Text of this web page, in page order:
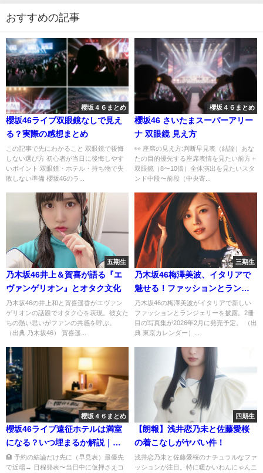
おすすめの記事
櫻坂４６まとめ
櫻坂46ライブ双眼鏡なしで見え
る？実際の感想まとめ
この記事で先にわかること 双眼鏡で後悔
しない選び方 初心者が当日に後悔しやす
いポイント 双眼鏡・ホテル・持ち物で失
敗しない準備 櫻坂46のラ...
櫻坂４６まとめ
櫻坂46 さいたまスーパーアリー
ナ 双眼鏡 見え方
👀 座席の見え方:判断早見表（結論）あな
たの目的優先する座席表情を見たい前方＋
双眼鏡（8〜10倍）全体演出を見たいスタ
ンド中段〜前段（中央寄...
五期生
乃木坂46井上＆賀喜が語る『エ
ヴァンゲリオン』とオタク文化
乃木坂46の井上和と賀喜遥香がエヴァン
ゲリオンの話題でオタク心を表現。彼女た
ちの熱い思いがファンの共感を呼ぶ。
（出典 乃木坂46） 賀喜遥...
三期生
乃木坂46梅澤美波、イタリアで
魅せる！ファッションとランジ
ェリーの新境地
乃木坂46の梅澤美波がイタリアで新しい
ファッションとランジェリーを披露。2冊
目の写真集が2026年2月に発売予定。 （出
典 東京カレンダー）...
櫻坂４６まとめ
櫻坂46ライブ遠征ホテルは満室
になる？いつ埋まるか解説｜遠
征で失敗しない選び方
🏨 予約の結論だけ先に（早見表）最優先
で近場→ 日程発表〜当日中に仮押さえコ
四期生
【朗報】浅井恋乃未と佐藤愛桜
の着こなしがヤバい件！
浅井恋乃未と佐藤愛桜のナチュラルなファ
ッションが注目。特に暖かいわんにゃんニ